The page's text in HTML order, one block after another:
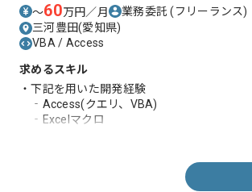
〜60万円／月 業務委託(フリーランス)
三河豊田(愛知県)
VBA / Access
求めるスキル
・下記を用いた開発経験
‐Access(クエリ、VBA)
‐Excelマクロ